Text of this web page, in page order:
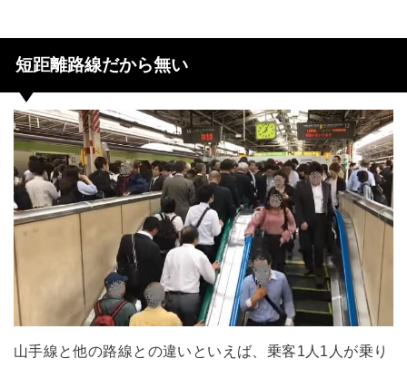
短距離路線だから無い
山手線と他の路線との違いといえば、乗客1人1人が乗り